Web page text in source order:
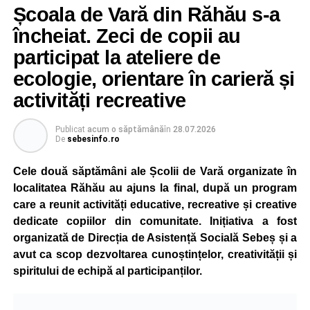
Școala de Vară din Răhău s-a
încheiat. Zeci de copii au
participat la ateliere de
ecologie, orientare în carieră și
activități recreative
Publicat acum o săptămânăîn 28.07.2026
De sebesinfo.ro
Cele două săptămâni ale Școlii de Vară organizate în
localitatea Răhău au ajuns la final, după un program
care a reunit activități educative, recreative și creative
dedicate copiilor din comunitate. Inițiativa a fost
organizată de Direcția de Asistență Socială Sebeș și a
avut ca scop dezvoltarea cunoștințelor, creativității și
spiritului de echipă al participanților.